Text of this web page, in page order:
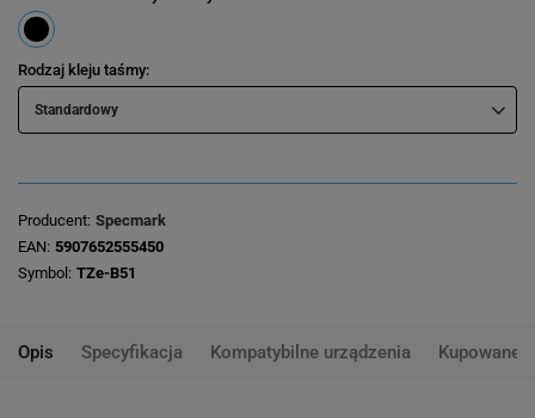
Rodzaj kleju taśmy
Standardowy
Producent Specmark
EAN 5907652555450
Symbol TZe-B51
Opis Specyfikacja Kompatybilne urządzenia Kupowane